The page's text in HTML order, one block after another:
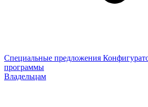
Специальные предложения
программы
Владельцам